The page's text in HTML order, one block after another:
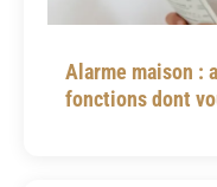
Alarme maison :
fonctions dont